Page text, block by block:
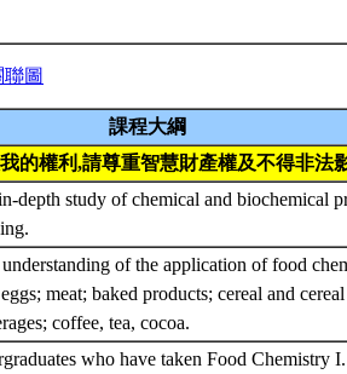
圖
課程大綱
的權利,請尊重智慧財產權及不得非法
depth study of chemical and biochemical
understanding of the application of food
meat; baked products; cereal and
coffee, tea, cocoa.
who have taken Food Chemistry